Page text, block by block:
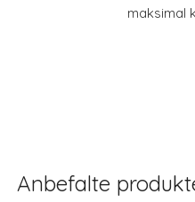
maksimal
Anbefalte